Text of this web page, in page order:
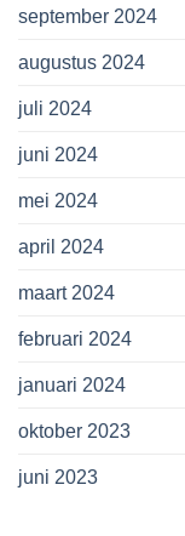
september 2024
augustus 2024
juli 2024
juni 2024
mei 2024
april 2024
maart 2024
februari 2024
januari 2024
oktober 2023
juni 2023